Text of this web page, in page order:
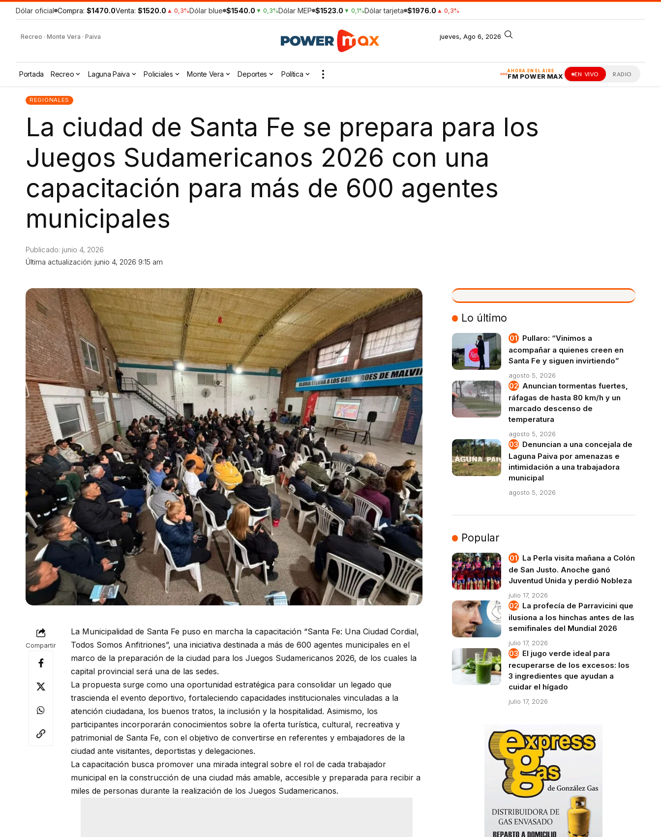
Dólar oficial Compra: $1470.0Venta: $1520.0 ▲ 0,3%Dólar blue $1540.0 ▼ 0,3%Dólar MEP $1523.0 ▼ 0,1%Dólar tarjeta $1976.0 ▲ 0,3%
Recreo · Monte Vera · Paiva jueves, Ago 6, 2026
AHORA EN EL AIRE
FM POWER MAX EN VIVO RADIO
Portada Recreo Laguna Paiva Policiales Monte Vera Deportes Política
REGIONALES
La ciudad de Santa Fe se prepara para los
Juegos Sudamericanos 2026 con una
capacitación para más de 600 agentes
municipales
Última actualización: junio 4, 2026 9:15 am
Publicado: junio 4, 2026
Compartir
La Municipalidad de Santa Fe puso en marcha la capacitación “Santa Fe: Una Ciudad Cordial,
Todos Somos Anfitriones”, una iniciativa destinada a más de 600 agentes municipales en el
marco de la preparación de la ciudad para los Juegos Sudamericanos 2026, de los cuales la
capital provincial será una de las sedes.
La propuesta surge como una oportunidad estratégica para consolidar un legado que
trascienda el evento deportivo, fortaleciendo capacidades institucionales vinculadas a la
atención ciudadana, los buenos tratos, la inclusión y la hospitalidad. Asimismo, los
participantes incorporarán conocimientos sobre la oferta turística, cultural, recreativa y
patrimonial de Santa Fe, con el objetivo de convertirse en referentes y embajadores de la
ciudad ante visitantes, deportistas y delegaciones.
La capacitación busca promover una mirada integral sobre el rol de cada trabajador
municipal en la construcción de una ciudad más amable, accesible y preparada para recibir a
miles de personas durante la realización de los Juegos Sudamericanos.
VIVO
Lo último
Pullaro: “Vinimos a
acompañar a quienes creen en
Santa Fe y siguen invirtiendo”
agosto 5, 2026
Anuncian tormentas fuertes,
ráfagas de hasta 80 km/h y un
marcado descenso de
temperatura
agosto 5, 2026
Denuncian a una concejala de
Laguna Paiva por amenazas e
intimidación a una trabajadora
municipal
agosto 5, 2026
Popular
La Perla visita mañana a Colón
de San Justo. Anoche ganó
Juventud Unida y perdió Nobleza
julio 17, 2026
La profecía de Parravicini que
ilusiona a los hinchas antes de las
semifinales del Mundial 2026
julio 17, 2026
El jugo verde ideal para
recuperarse de los excesos: los
3 ingredientes que ayudan a
cuidar el hígado
julio 17, 2026